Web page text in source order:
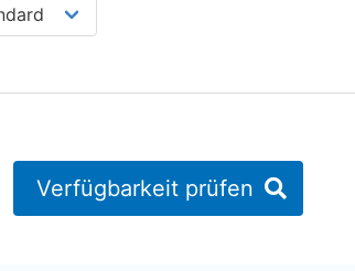
Verfügbarkeit prüfen